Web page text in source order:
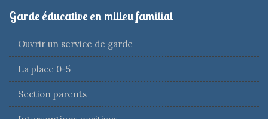
Garde éducative en milieu familial
Ouvrir un service de garde
La place 0-5
Section parents